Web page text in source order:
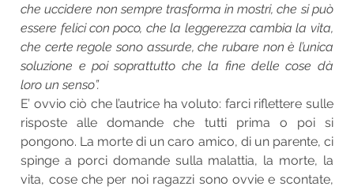
che uccidere non sempre trasforma in mostri, che si può
essere felici con poco, che la leggerezza cambia la vita,
che certe regole sono assurde, che rubare non è l’unica
soluzione e poi soprattutto che la fine delle cose dà
loro un senso”.
E’ ovvio ciò che l’autrice ha voluto: farci riflettere sulle
risposte alle domande che tutti prima o poi si
pongono. La morte di un caro amico, di un parente, ci
spinge a porci domande sulla malattia, la morte, la
vita, cose che per noi ragazzi sono ovvie e scontate,